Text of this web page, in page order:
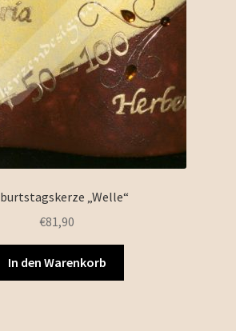
„Welle“
€81,90
In den Warenkorb